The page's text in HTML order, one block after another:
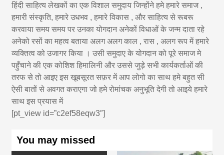
हिंदी साहित्य लेखकों का एक विशाल समुदाय जिन्होंने हमे हमारे समाज ,
हमारी संस्कृति, हमारे उधभव , हमारे विकास , और साहित्य से रूबरू
करवाया समय समय पर उनका योगदान अनेकों विधाओं के जन्म दाता रहे
अनेको रसों का महत्व बताया अलग अलग काल , रास , अलग रूप में हमारे
व्यक्तित्व को उजागर किया । उसी समुदाए के योगदान को पूरे समाज मे
पहुँचाने की एक कोशिश हिमालिनी और उससे जुड़े सभी कार्यकर्ताओं की
तरफ से तो आइए इस खूबसूरत सफ़र में आप लोगो का साथ हमे बहुत सी
ऐसी बातों से अवगत कराएगा जो हमे रोमांचक अनुभूति देगी तो आइये हमारे
साथ इस प्रयास में
[pt_view id=”c2ef58eqw3″]
You may missed